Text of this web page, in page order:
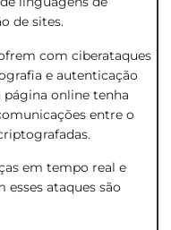
de sites.
com ciberataques
e autenticação
online tenha
entre o
em tempo real e
ataques são